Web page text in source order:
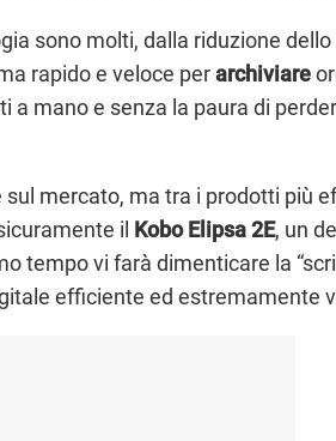
sono molti, dalla riduzione dello
rapido e veloce perarchiviare
a mano e senza la paura di
mercato, ma tra i prodotti più
il Kobo Elipsa 2E, un
tempo vi farà dimenticare la
efficiente ed estremamente